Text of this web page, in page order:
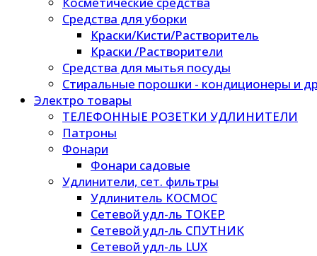
Средства для уборки
Краски/Кисти/Растворитель
Краски /Растворители
Средства для мытья посуды
Стиральные порошки - кондиционеры и
Электро товары
ТЕЛЕФОННЫЕ РОЗЕТКИ УДЛИНИТЕЛИ
Патроны
Фонари
Фонари садовые
Удлинители, сет. фильтры
Удлинитель КОСМОС
Сетевой удл-ль ТОКЕР
Сетевой удл-ль СПУТНИК
Сетевой удл-ль LUX